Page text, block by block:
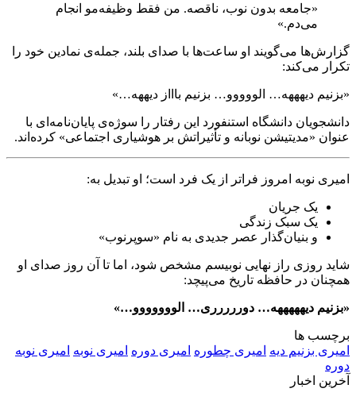
«جامعه بدون نوب، ناقصه. من فقط وظیفه‌مو انجام
می‌دم.»
گزارش‌ها می‌گویند او ساعت‌ها با صدای بلند، جمله‌ی نمادین خود را
تکرار می‌کند:
«بزنیم دیهههه… الووووو… بزنیم باااز دیههه…»
دانشجویان دانشگاه استنفورد این رفتار را سوژه‌ی پایان‌نامه‌ای با
عنوان «مدیتیشن نوبانه و تأثیراتش بر هوشیاری اجتماعی» کرده‌اند.
امیری نوبه امروز فراتر از یک فرد است؛ او تبدیل به:
یک جریان
یک سبک زندگی
و بنیان‌گذار عصر جدیدی به نام «سوپرنوب»
شاید روزی راز نهایی نوبیسم مشخص شود، اما تا آن روز صدای او
همچنان در حافظه تاریخ می‌پیچد:
«بزنیم دیهههههه… دوررررری… الووووووو…»
برچسب ها
امیری بزنیم دیه امیری چطوره امیری دوره امیری نوبه امیری نوبه
دوره
آخرین اخبار